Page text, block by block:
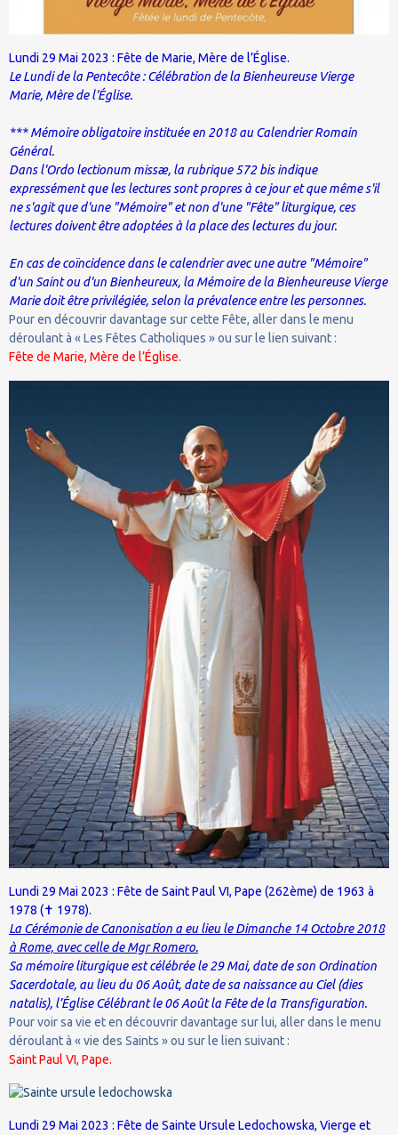
Lundi 29 Mai 2023 : Fête de Marie, Mère de l’Église.
Le Lundi de la Pentecôte : Célébration de la Bienheureuse Vierge
Marie, Mère de l'Église.
*** Mémoire obligatoire instituée en 2018 au Calendrier Romain
Général.
Dans l'Ordo lectionum missæ, la rubrique 572 bis indique
expressément que les lectures sont propres à ce jour et que même s'il
ne s'agit que d'une "Mémoire" et non d'une "Fête" liturgique, ces
lectures doivent être adoptées à la place des lectures du jour.
En cas de coïncidence dans le calendrier avec une autre "Mémoire"
d'un Saint ou d'un Bienheureux, la Mémoire de la Bienheureuse Vierge
Marie doit être privilégiée, selon la prévalence entre les personnes.
Pour en découvrir davantage sur cette Fête, aller dans le menu
déroulant à « Les Fêtes Catholiques » ou sur le lien suivant :
Fête de Marie, Mère de l’Église.
Lundi 29 Mai 2023 : Fête de Saint Paul VI, Pape (262ème) de 1963 à
1978 (✝ 1978).
La Cérémonie de Canonisation a eu lieu le Dimanche 14 Octobre 2018
à Rome, avec celle de Mgr Romero.
Sa mémoire liturgique est célébrée le 29 Mai, date de son Ordination
Sacerdotale, au lieu du 06 Août, date de sa naissance au Ciel (dies
natalis), l’Église Célébrant le 06 Août la Fête de la Transfiguration.
Pour voir sa vie et en découvrir davantage sur lui, aller dans le menu
déroulant à « vie des Saints » ou sur le lien suivant :
Saint Paul VI, Pape.
Lundi 29 Mai 2023 : Fête de Sainte Ursule Ledochowska, Vierge et